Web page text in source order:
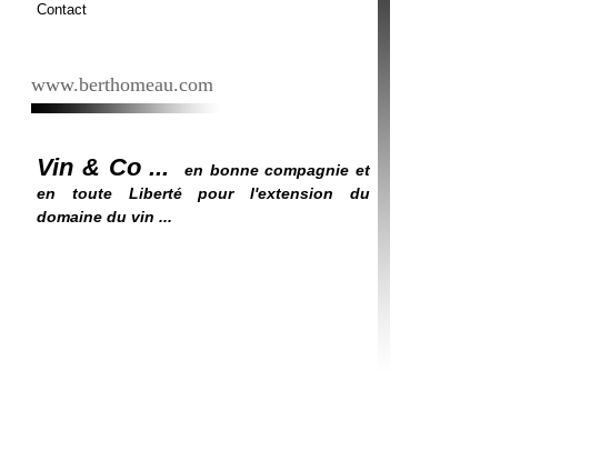
Contact
www.berthomeau.com
Vin & Co ...
en bonne compagnie et
en toute Liberté pour l'extension du
domaine du vin ...